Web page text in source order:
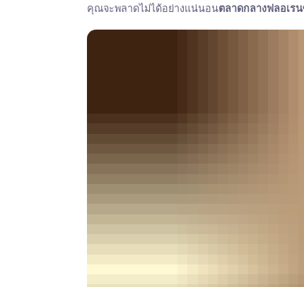
คุณจะพลาดไม่ได้อย่างแน่นอนตลาดกลางฟลอเร